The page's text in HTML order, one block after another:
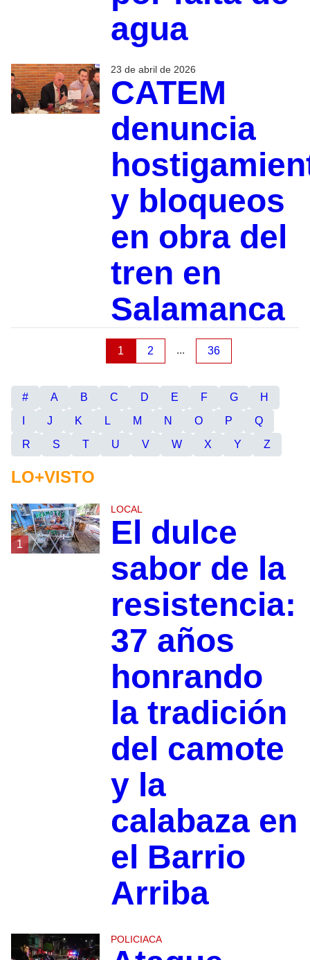
agua
23 de abril de 2026
CATEM
denuncia
y bloqueos
en obra del
tren en
Salamanca
1 2 ... 36
# A B C D E F G
H
J K L M N O P
Q
R
S T U V W X Y Z
LO+VISTO
1
LOCAL
El dulce
sabor de la
resistencia:
37 años
honrando
la tradición
del camote
y la
calabaza en
el Barrio
Arriba
POLICIACA